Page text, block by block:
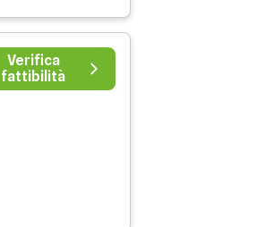
Verifica
fattibilità